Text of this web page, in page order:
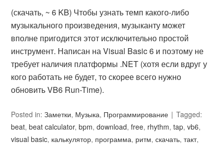
(скачать, ~ 6 KB) Чтобы узнать темп какого-либо
музыкального произведения, музыканту может
вполне пригодится этот исключительно простой
инструмент. Написан на Visual Basic 6 и поэтому не
требует наличия платформы .NET (хотя если вдруг у
кого работать не будет, то скорее всего нужно
обновить VB6 Run-Time).
Posted in:Заметки, Музыка, Программирование
Tagged:
beat,beat calculator,bpm,download,free, rhythm,tap,vb6,
visual basic, калькулятор, программа, ритм,скачать,такт,